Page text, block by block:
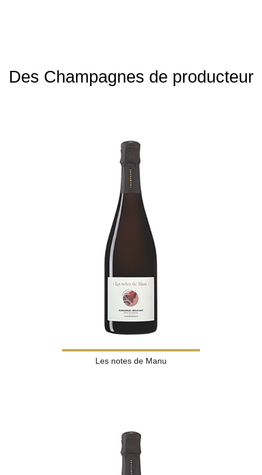
Des Champagnes de producteur
Les notes de Manu